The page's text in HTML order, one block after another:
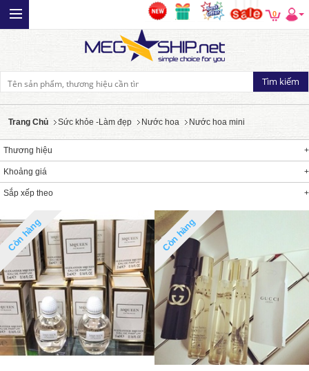
0
Trang Chủ Sức khỏe -Làm đẹp Nước hoa Nước hoa mini
Thương hiệu
Khoảng giá
Sắp xếp theo
Còn hàng Còn hàng